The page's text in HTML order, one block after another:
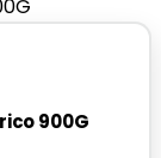
900G